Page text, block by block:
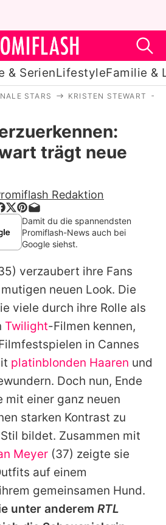
& SerienLifestyleFamilie &
Stars
& Serien
Lifestyle
& Liebe
Exklusiv
auf Promiflash
Jobs
runterladen
Team
Richtlinien
Impressum
verwalten
STARS KRISTEN STEWART
trägt neue
Redaktion
Damit du die spannendsten
Promiflash-News auch bei
Google siehst.
verzaubert ihre Fans
neuen Look. Die
viele durch ihre Rolle als
Twilight-Filmen kennen,
in Cannes
platinblonden Haaren und
Doch nun, Ende
mit einer ganz neuen
starken Kontrast zu
bildet. Zusammen mit
Meyer (37) zeigte sie
auf einem
gemeinsamen Hund.
unter anderem RTL